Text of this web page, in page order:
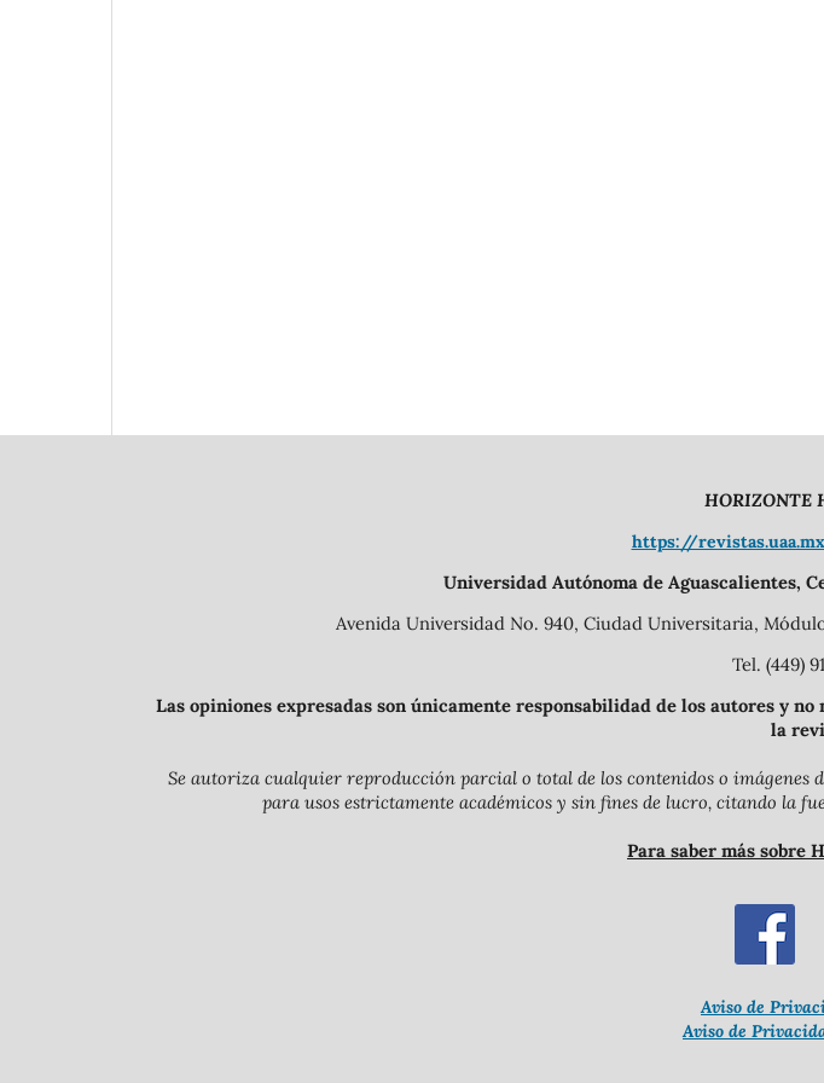
HORIZONTE
https://
Universidad Autónoma de Aguascalientes,
Avenida Universidad No. 940, Ciudad Universitaria,
Tel. (449)
Las opiniones expresadas son únicamente responsabilidad de los autores y
la
Se autoriza cualquier reproducción parcial o total de los contenidos o
para usos estrictamente académicos y sin fines de lucro, citando la
Para saber más sobre
Aviso de
Aviso de